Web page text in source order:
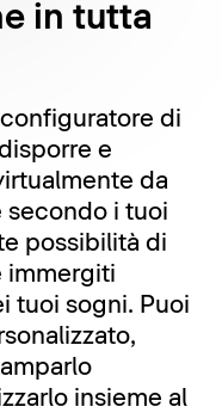
in tutta
di
e
da
secondo i tuoi
possibilità di
immergiti
tuoi sogni. Puoi
insieme al